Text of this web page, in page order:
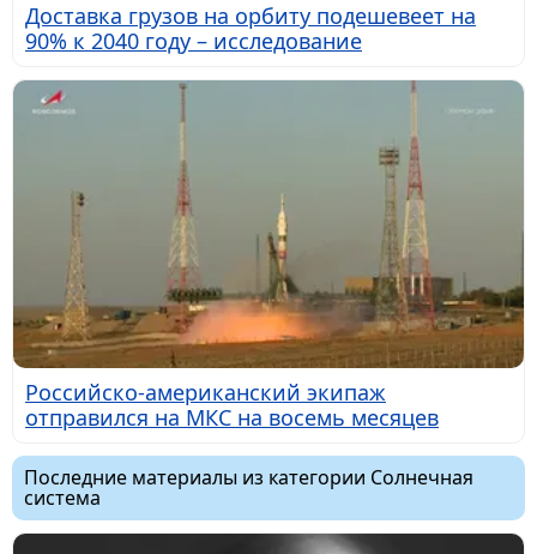
Доставка грузов на орбиту подешевеет на
90% к 2040 году – исследование
Российско-американский экипаж
отправился на МКС на восемь месяцев
Последние материалы из категории Солнечная
система